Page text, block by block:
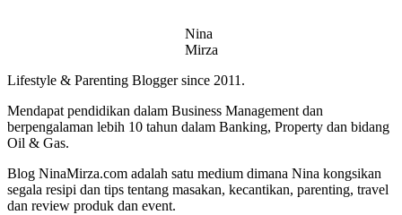
Nina
Mirza
Lifestyle & Parenting Blogger since 2011.
Mendapat pendidikan dalam Business Management dan
berpengalaman lebih 10 tahun dalam Banking, Property dan bidang
Oil & Gas.
Blog NinaMirza.com adalah satu medium dimana Nina kongsikan
segala resipi dan tips tentang masakan, kecantikan, parenting, travel
dan review produk dan event.